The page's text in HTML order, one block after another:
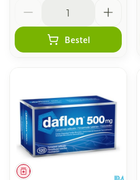
Bestel
Geneesmiddel